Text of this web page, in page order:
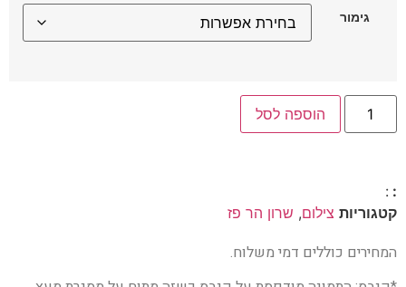
גימור
הוספה לסל
:
:
קטגוריות צילום, שרון הר פז
המחירים כוללים דמי משלוח.